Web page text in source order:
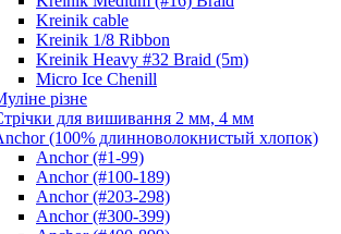
Kreinik cable
Kreinik 1/8 Ribbon
Kreinik Heavy #32 Braid (5m)
Micro Ice Chenill
різне
для вишивання 2 мм, 4 мм
(100% длинноволокнистый хлопок)
Anchor (#1-99)
Anchor (#100-189)
Anchor (#203-298)
Anchor (#300-399)